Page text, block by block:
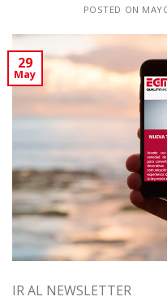
POSTED ON
29
May
IR AL NEWSLETTER